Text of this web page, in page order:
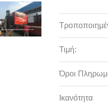
Τιμή:
Όροι
Ικανότητα